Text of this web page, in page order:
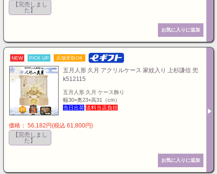
【完売しまし
た】
NEW PICK UP 店舗受取OK
五月人形 久月 アクリルケース 家紋入り 上杉謙信 兜
k512115
五月人形 久月 ケース飾り
幅30×奥23×高31（cm）
当日出荷 送料当店負担
価格： 56,182円(税込 61,800円)
【完売しまし
た】